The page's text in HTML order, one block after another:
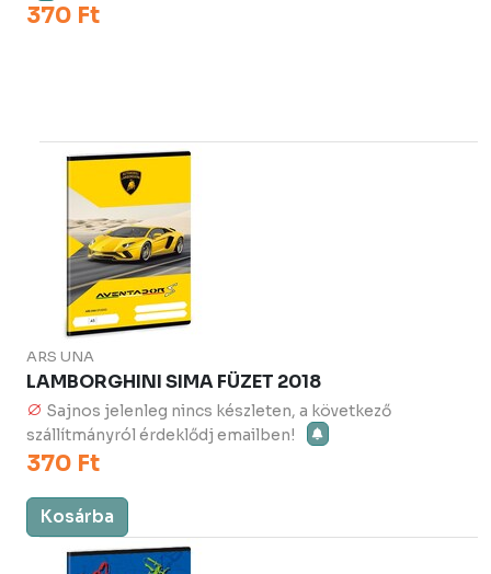
370 Ft
ARS UNA
LAMBORGHINI SIMA FÜZET 2018
Sajnos jelenleg nincs készleten, a következő
szállítmányról érdeklődj emailben!
370 Ft
Kosárba